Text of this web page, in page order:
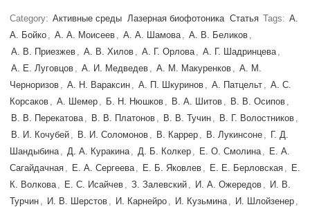
Category: Активные среды Лазерная биофотоника Статья Tags: А.
А. Бойко , А. А. Моисеев , А. А. Шамова , А. В. Беликов ,
А. В. Приезжев , А. В. Хилов , А. Г. Орлова , А. Г. Шадринцева ,
А. Е. Луговцов , А. И. Медведев , А. М. Макуренков , А. М.
Черноризов , А. Н. Вараксин , А. П. Шкуринов , А. Патцельт , А. С.
Корсаков , А. Шемер , Б. Н. Нюшков , В. А. Шитов , В. В. Осипов ,
В. В. Перекатова , В. В. Платонов , В. В. Тучин , В. Г. Волостников ,
В. И. Кочубей , В. И. Соломонов , В. Каррер , В. Лукинсоне , Г. Д.
Шандыбина , Д. А. Куракина , Д. Б. Колкер , Е. O. Смолина , Е. А.
Сагайдачная , Е. А. Сергеева , Е. Б. Яковлев , Е. Е. Берловская , Е.
К. Волкова , Е. С. Исайчев , З. Залевский , И. А. Ожередов , И. В.
Турчин , И. В. Шерстов , И. Карнейро , И. Кузьмина , И. Шлойзенер ,